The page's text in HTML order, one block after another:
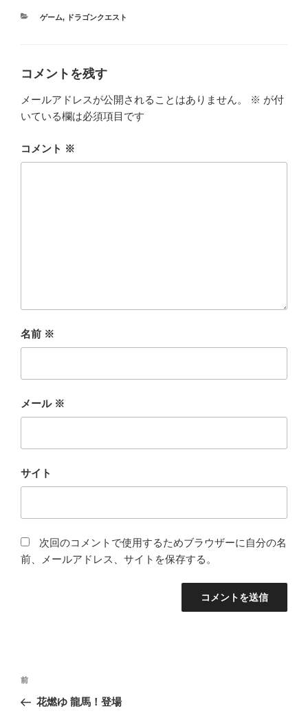
カ
ゲーム, ドラゴンクエスト
コメントを残す
メールアドレスが公開されることはありません。 ※ が付
いている欄は必須項目です
コメント ※
名前 ※
メール ※
サイト
次回のコメントで使用するためブラウザーに自分の名
前、メールアドレス、サイトを保存する。
投
ナ
過
去
前
花燃ゆ 龍馬！登場